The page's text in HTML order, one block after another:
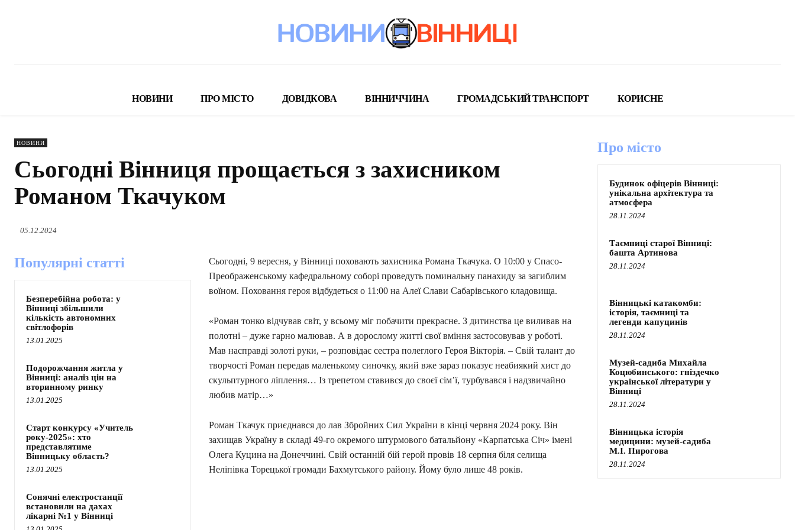
НОВИНИ ПРО МІСТО ДОВІДКОВА ВІННИЧЧИНА ГРОМАДСЬКИЙ ТРАНСПОРТ КОРИСНЕ
НОВИНИ
Сьогодні Вінниця прощається з захисником
Романом Ткачуком
05.12.2024
Популярні статті
Безперебійна робота: у
Вінниці збільшили
кількість автономних
світлофорів
13.01.2025
Подорожчання житла у
Вінниці: аналіз цін на
вторинному ринку
13.01.2025
Старт конкурсу «Учитель
року-2025»: хто
представлятиме
Вінницьку область?
13.01.2025
Сонячні електростанції
встановили на дахах
лікарні №1 у Вінниці
Сьогодні, 9 вересня, у Вінниці поховають захисника Романа Ткачука. О 10:00 у Спасо-
Преображенському кафедральному соборі проведуть поминальну панахиду за загиблим
воїном. Поховання героя відбудеться о 11:00 на Алеї Слави Сабарівського кладовища.
«Роман тонко відчував світ, у всьому міг побачити прекрасне. З дитинства це виливав на
полотні – дуже гарно малював. А в дорослому житті свої вміння застосовував у роботі.
Мав насправді золоті руки, – розповідає сестра полеглого Героя Вікторія. – Свій талант до
творчості Роман передав маленькому синочку, який вже зараз показує неабиякий хист до
скульптурного ліплення… Із трепетом ставився до своєї сім’ї, турбувався і надзвичайно
любив матір…»
Роман Ткачук приєднався до лав Збройних Сил України в кінці червня 2024 року. Він
захищав Україну в складі 49-го окремого штурмового батальйону «Карпатська Січ» імені
Олега Куцина на Донеччині. Свій останній бій герой провів 18 серпня біля селища
Неліпівка Торецької громади Бахмутського району. Йому було лише 48 років.
Про місто
Будинок офіцерів Вінниці:
унікальна архітектура та
атмосфера
28.11.2024
Таємниці старої Вінниці:
башта Артинова
28.11.2024
Вінницькі катакомби:
історія, таємниці та
легенди капуцинів
28.11.2024
Музей-садиба Михайла
Коцюбинського: гніздечко
української літератури у
Вінниці
28.11.2024
Вінницька історія
медицини: музей-садиба
М.І. Пирогова
28.11.2024